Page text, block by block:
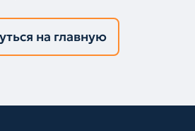
на главную